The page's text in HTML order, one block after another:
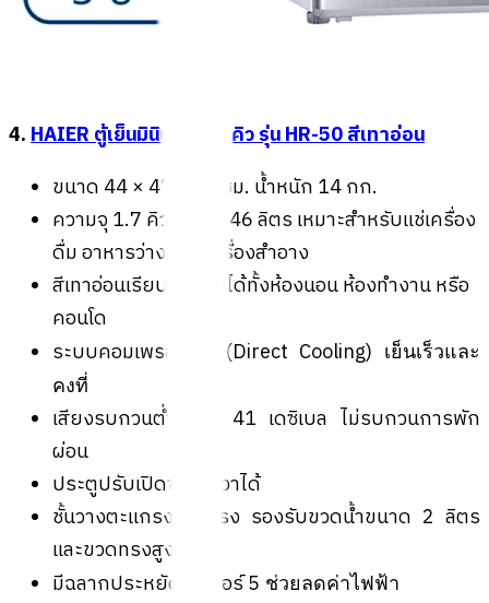
4.HAIER ตู้เย็นมินิบาร์ 1.7 คิว รุ่น HR-50 สีเทาอ่อน
ขนาด 44 × 47 × 51 ซม. น้ำหนัก 14 กก.
ความจุ 1.7 คิว ขนาด 46 ลิตร เหมาะสำหรับแช่เครื่อง
ดื่ม อาหารว่าง หรือเครื่องสำอาง
สีเทาอ่อนเรียบหรู วางได้ทั้งห้องนอน ห้องทำงาน หรือ
คอนโด
ระบบคอมเพรสเซอร์ (Direct Cooling) เย็นเร็วและ
คงที่
เสียงรบกวนต่ำเพียง 41 เดซิเบล ไม่รบกวนการพัก
ผ่อน
ประตูปรับเปิดซ้าย-ขวาได้
ชั้นวางตะแกรงแข็งแรง รองรับขวดน้ำขนาด 2 ลิตร
และขวดทรงสูง
มีฉลากประหยัดไฟเบอร์ 5 ช่วยลดค่าไฟฟ้า